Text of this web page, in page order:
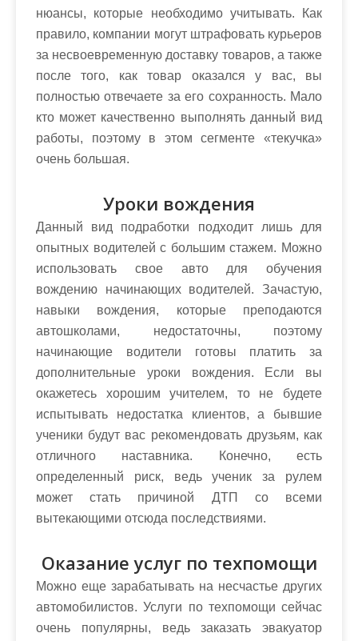
нюансы, которые необходимо учитывать. Как
правило, компании могут штрафовать курьеров
за несвоевременную доставку товаров, а также
после того, как товар оказался у вас, вы
полностью отвечаете за его сохранность. Мало
кто может качественно выполнять данный вид
работы, поэтому в этом сегменте «текучка»
очень большая.
Уроки вождения
Данный вид подработки подходит лишь для
опытных водителей с большим стажем. Можно
использовать свое авто для обучения
вождению начинающих водителей. Зачастую,
навыки вождения, которые преподаются
автошколами, недостаточны, поэтому
начинающие водители готовы платить за
дополнительные уроки вождения. Если вы
окажетесь хорошим учителем, то не будете
испытывать недостатка клиентов, а бывшие
ученики будут вас рекомендовать друзьям, как
отличного наставника. Конечно, есть
определенный риск, ведь ученик за рулем
может стать причиной ДТП со всеми
вытекающими отсюда последствиями.
Оказание услуг по техпомощи
Можно еще зарабатывать на несчастье других
автомобилистов. Услуги по техпомощи сейчас
очень популярны, ведь заказать эвакуатор